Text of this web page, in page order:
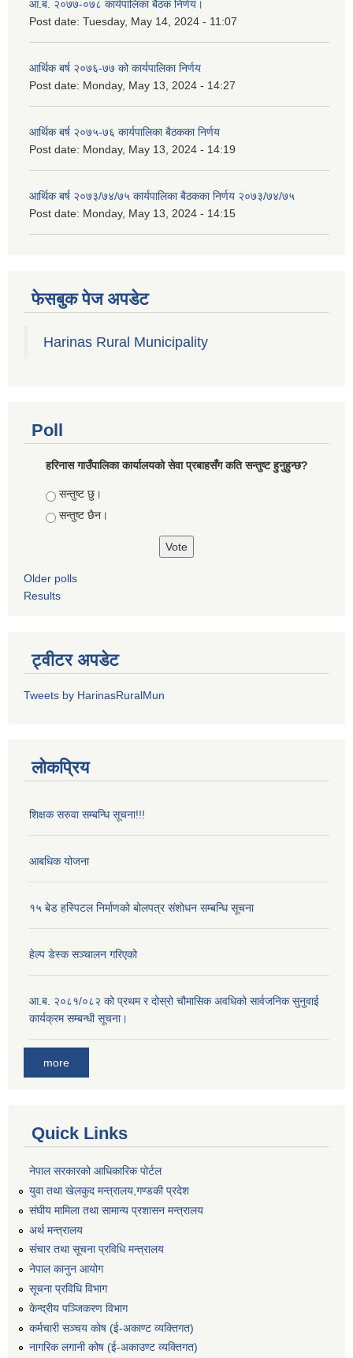
आ.ब. २०७७-०७८ कार्यपालिका बैठक निर्णय।
Post date: Tuesday, May 14, 2024 - 11:07
आर्थिक बर्ष २०७६-७७ को कार्यपालिका निर्णय
Post date: Monday, May 13, 2024 - 14:27
आर्थिक बर्ष २०७५-७६ कार्यपालिका बैठकका निर्णय
Post date: Monday, May 13, 2024 - 14:19
आर्थिक बर्ष २०७३/७४/७५ कार्यपालिका बैठकका निर्णय २०७३/७४/७५
Post date: Monday, May 13, 2024 - 14:15
फेसबुक पेज अपडेट
Harinas Rural Municipality
Poll
हरिनास गाउँपालिका कार्यालयको सेवा प्रबाहसँग कति सन्तुष्ट हुनुहुन्छ?
Choices
सन्तुष्ट छु।
सन्तुष्ट छैन।
Older polls
Results
ट्वीटर अपडेट
Tweets by HarinasRuralMun
लोकप्रिय
शिक्षक सरुवा सम्बन्धि सूचना!!!
आबधिक योजना
१५ बेड हस्पिटल निर्माणको बोलपत्र संशोधन सम्बन्धि सूचना
हेल्प डेस्क सञ्‍चालन गरिएको
आ.ब. २०८१/०८२ को प्रथम र दोस्रो चौमासिक अवधिको सार्वजनिक सुनुवाई
कार्यक्रम सम्बन्धी सूचना।
more
Quick Links
नेपाल सरकारको आधिकारिक पोर्टल
युवा तथा खेलकुद मन्त्रालय,गण्डकी प्रदेश
संघीय मामिला तथा सामान्य प्रशासन मन्त्रालय
अर्थ मन्त्रालय
संचार तथा सूचना प्रविधि मन्त्रालय
नेपाल कानुन आयोग
सूचना प्रविधि विभाग
केन्द्रीय पञ्जिकरण विभाग
कर्मचारी सञ्‍चय कोष (ई‍-अकाण्ट व्यक्तिगत)
नागरिक लगानी कोष (ई-अकाउण्ट व्यक्तिगत)